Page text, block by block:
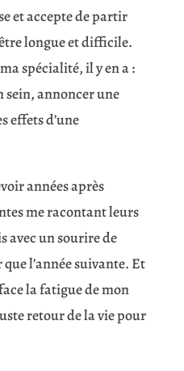
et accepte de partir
longue et difficile.
spécialité, il y en a :
sein, annoncer une
effets d’une
années après
me racontant leurs
avec un sourire de
l’année suivante. Et
la fatigue de mon
retour de la vie pour